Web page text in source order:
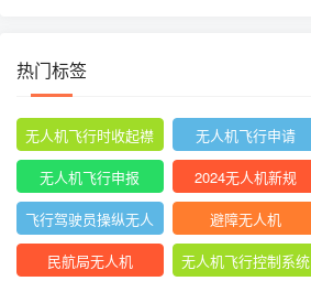
热门标签
无人机飞行时收起襟
翼
无人机飞行申请
无人机飞行申报
2024无人机新规
飞行驾驶员操纵无人
机坡度转弯时
避障无人机
民航局无人机
无人机飞行控制系统